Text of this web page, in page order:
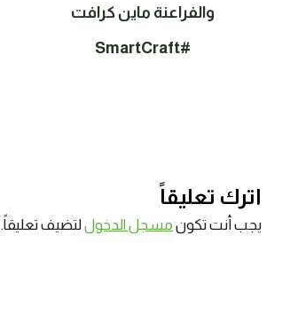
والفراعنة ماين كرافت
#SmartCraft
اترك تعليقاً
يجب أنت تكون مسجل الدخوللتضيف تعليقاً.